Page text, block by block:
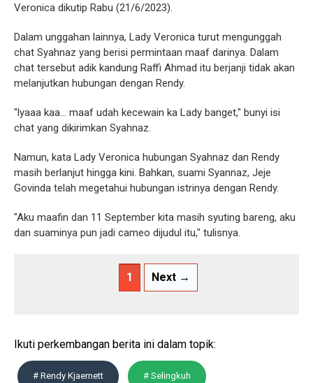
Veronica dikutip Rabu (21/6/2023).
Dalam unggahan lainnya, Lady Veronica turut mengunggah
chat Syahnaz yang berisi permintaan maaf darinya. Dalam
chat tersebut adik kandung Raffi Ahmad itu berjanji tidak akan
melanjutkan hubungan dengan Rendy.
"lyaaa kaa... maaf udah kecewain ka Lady banget," bunyi isi
chat yang dikirimkan Syahnaz.
Namun, kata Lady Veronica hubungan Syahnaz dan Rendy
masih berlanjut hingga kini. Bahkan, suami Syannaz, Jeje
Govinda telah megetahui hubungan istrinya dengan Rendy.
"Aku maafin dan 11 September kita masih syuting bareng, aku
dan suaminya pun jadi cameo dijudul itu," tulisnya.
1 Next →
Ikuti perkembangan berita ini dalam topik:
# Rendy Kjaernett # Selingkuh